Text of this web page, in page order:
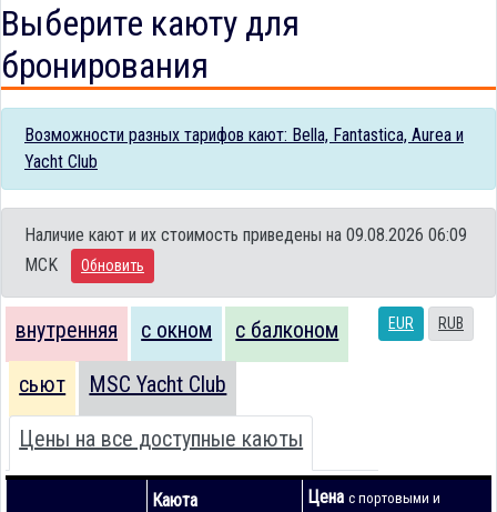
Выберите каюту для
бронирования
Возможности разных тарифов кают: Bella, Fantastica, Aurea и
Yacht Club
Наличие кают и их стоимость приведены на 09.08.2026 06:09
MCK
Обновить
EUR RUB
внутренняя с окном с балконом
сьют MSC Yacht Club
Цены на все доступные каюты
Каюта Цена с портовыми и